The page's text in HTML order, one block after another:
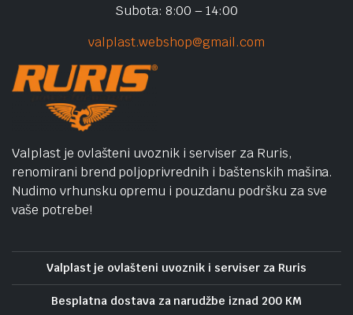
Subota: 8:00 – 14:00
valplast.webshop@gmail.com
Valplast je ovlašteni uvoznik i serviser za Ruris,
renomirani brend poljoprivrednih i baštenskih mašina.
Nudimo vrhunsku opremu i pouzdanu podršku za sve
vaše potrebe!
Valplast je ovlašteni uvoznik i serviser za Ruris
Besplatna dostava za narudžbe iznad 200 KM